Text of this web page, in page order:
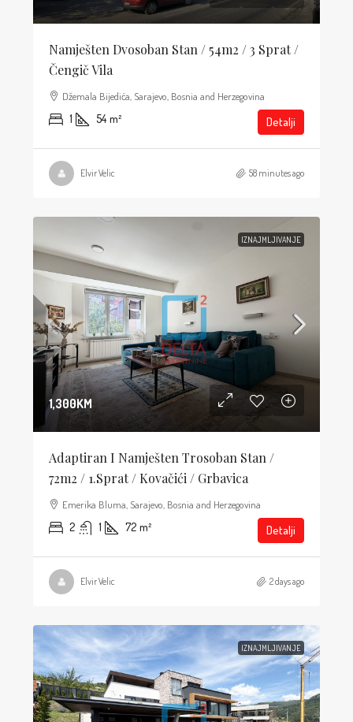
Namješten Dvosoban Stan / 54m2 / 3 Sprat /
Čengič Vila
Džemala Bijedića, Sarajevo, Bosnia and Herzegovina
1 54 m² Detalji
Elvir Velic 58 minutes ago
IZNAJMLJIVANJE
1,300KM
Adaptiran I Namješten Trosoban Stan /
72m2 / 1.sprat / Kovačići / Grbavica
Emerika Bluma, Sarajevo, Bosnia and Herzegovina
2 1 72 m² Detalji
Elvir Velic 2 days ago
IZNAJMLJIVANJE